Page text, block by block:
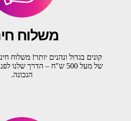
משלוח
קונים בגדול ונהנים יותר! משלוח
של מעל 500 ש"ח – הדרך
הנכונה.